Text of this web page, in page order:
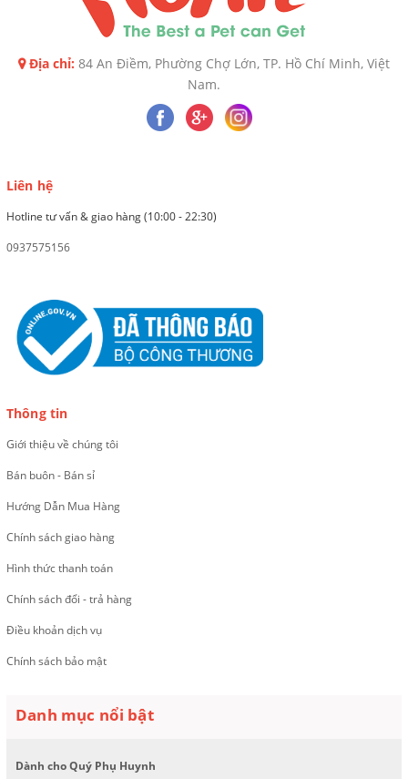
Địa chỉ: 84 An Điềm, Phường Chợ Lớn, TP. Hồ Chí Minh, Việt
Nam.
Liên hệ
Hotline tư vấn & giao hàng (10:00 - 22:30)
0937575156
Thông tin
Giới thiệu về chúng tôi
Bán buôn - Bán sỉ
Hướng Dẫn Mua Hàng
Chính sách giao hàng
Hình thức thanh toán
Chính sách đổi - trả hàng
Điều khoản dịch vụ
Chính sách bảo mật
Danh mục nổi bật
Dành cho Quý Phụ Huynh